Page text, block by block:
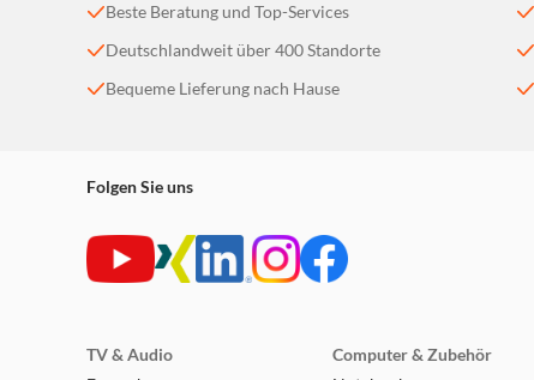
Beste Beratung und Top-Services
Deutschlandweit über 400 Standorte
Bequeme Lieferung nach Hause
Folgen Sie uns
TV & Audio
Computer & Zubehör